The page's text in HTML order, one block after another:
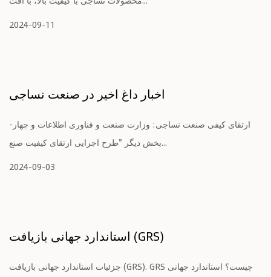
2024-09-11
اخبار داغ اخیر در صنعت نساجی
-ارتقای کیفی صنعت نساجی: وزارت صنعت و فناوری اطلاعات و چهار
بخش دیگر "طرح اجرایی ارتقای کیفیت صنع...
2024-09-03
استاندارد جهانی بازیافت (GRS)
جزئیات استاندارد جهانی بازیافت (GRS). GRS چیست؟ استاندارد جهانی